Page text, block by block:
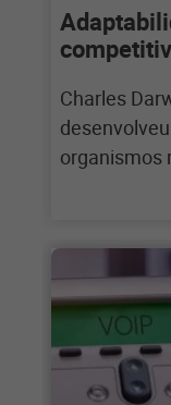
Charles
organismos
têm